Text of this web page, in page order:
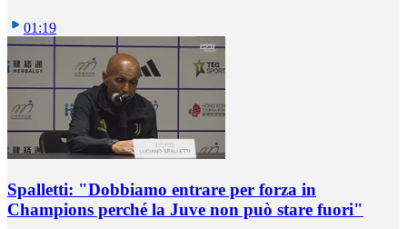
01:19
Spalletti: "Dobbiamo entrare per forza in
Champions perché la Juve non può stare fuori"